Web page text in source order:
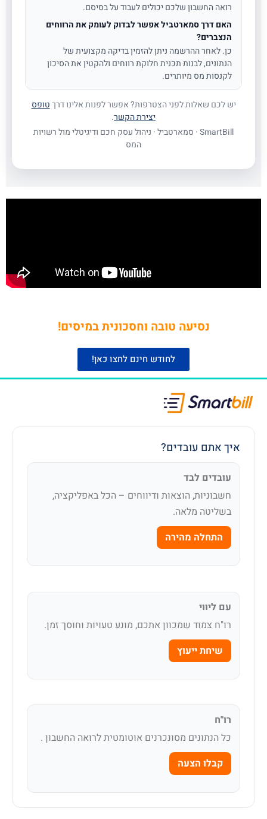
רואה החשבון שלכם יכולים לעבוד על בסיסם.
האם דרך סמארטביל אפשר לבדוק לעומק את הרווחים
הנצברים?
כן. לאחר ההרשמה ניתן להזמין בדיקה מקצועית של
הנתונים, לבנות תכנית חלוקת רווחים ולהקטין את הסיכון
לקנסות מס מיותרים.
יש לכם שאלות לפני הצטרפות? אפשר לפנות אלינו דרךטופס
יצירת הקשר.
SmartBill · סמארטביל · ניהול עסק חכם ודיגיטלי מול רשויות
המס
נסיעה טובה וחסכונית במיסים!
לחודש חינם לחצו כאן!
איך אתם עובדים?
עובדים לבד
חשבוניות, הוצאות ודיווחים – הכל באפליקציה,
בשליטה מלאה.
התחלה מהירה
עם ליווי
רו"ח צמוד שמכוון אתכם, מונע טעויות וחוסך זמן.
שיחת ייעוץ
רו"ח
כל הנתונים מסונכרנים אוטומטית לרואה החשבון .
קבלו הצעה